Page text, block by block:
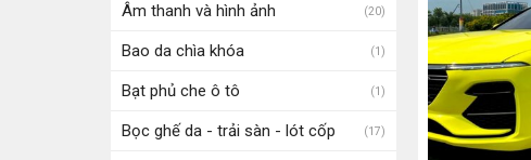
Âm thanh và hình ảnh (20)
Bao da chìa khóa (1)
Bạt phủ che ô tô (1)
Bọc ghế da - trải sàn - lót cốp (17)